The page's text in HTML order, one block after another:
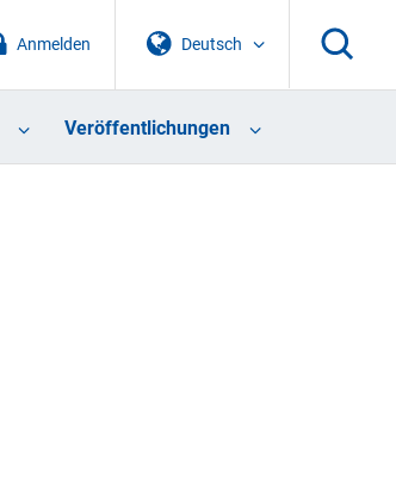
Deutsch
Anmelden
Veröffentlichungen